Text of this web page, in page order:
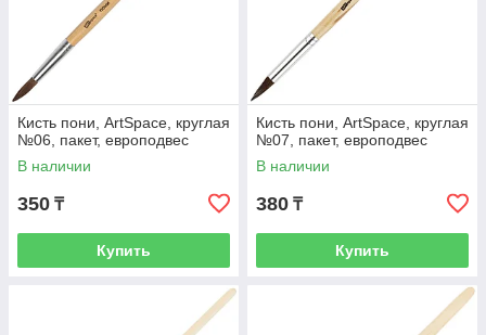
Кисть пони, ArtSpace, круглая
№06, пакет, европодвес
В наличии
350 ₸
Купить
Кисть пони, ArtSpace, круглая
№07, пакет, европодвес
В наличии
380 ₸
Купить